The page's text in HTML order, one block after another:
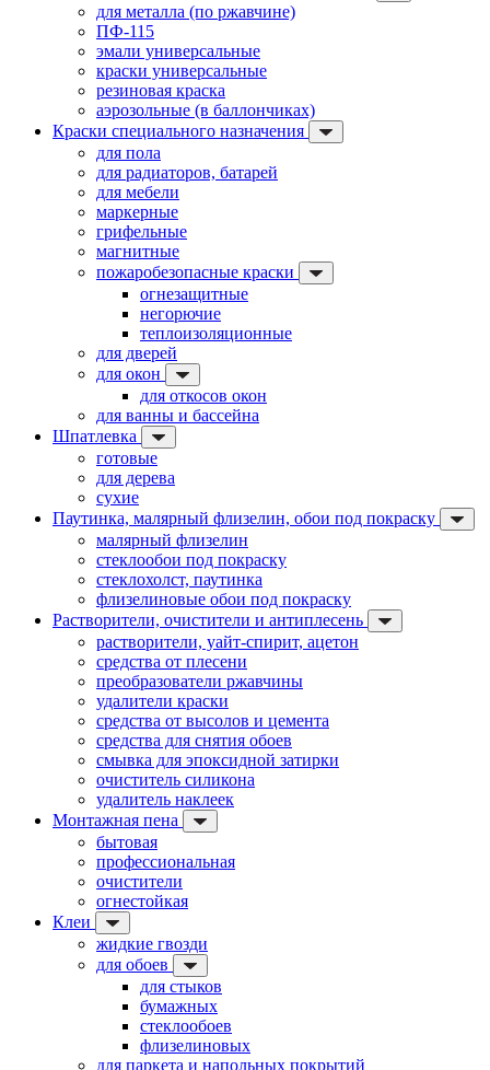
для металла (по ржавчине)
ПФ-115
эмали универсальные
краски универсальные
резиновая краска
аэрозольные (в баллончиках)
Краски специального назначения
для пола
для радиаторов, батарей
для мебели
маркерные
грифельные
магнитные
пожаробезопасные краски
огнезащитные
негорючие
теплоизоляционные
для дверей
для окон
для откосов окон
для ванны и бассейна
Шпатлевка
готовые
для дерева
сухие
Паутинка, малярный флизелин, обои под покраску
малярный флизелин
стеклообои под покраску
стеклохолст, паутинка
флизелиновые обои под покраску
Растворители, очистители и антиплесень
растворители, уайт-спирит, ацетон
средства от плесени
преобразователи ржавчины
удалители краски
средства от высолов и цемента
средства для снятия обоев
смывка для эпоксидной затирки
очиститель силикона
удалитель наклеек
Монтажная пена
бытовая
профессиональная
очистители
огнестойкая
Клеи
жидкие гвозди
для обоев
для стыков
бумажных
стеклообоев
флизелиновых
для паркета и напольных покрытий